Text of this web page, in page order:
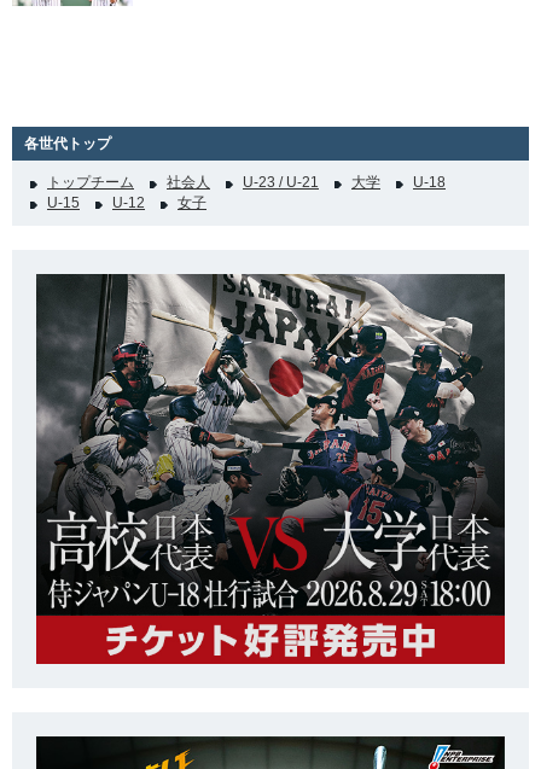
各世代トップ
トップチーム 社会人 U-23 / U-21 大学
U-18
U-15
U-12 女子